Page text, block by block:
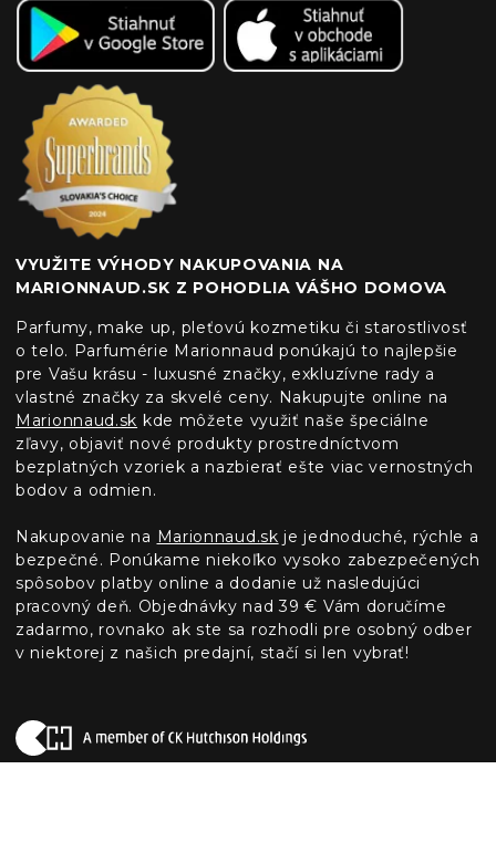
VYUŽITE VÝHODY NAKUPOVANIA NA
MARIONNAUD.SK Z POHODLIA VÁŠHO DOMOVA
Parfumy, make up, pleťovú kozmetiku či starostlivosť
o telo. Parfumérie Marionnaud ponúkajú to najlepšie
pre Vašu krásu - luxusné značky, exkluzívne rady a
vlastné značky za skvelé ceny. Nakupujte online na
Marionnaud.sk kde môžete využiť naše špeciálne
zľavy, objaviť nové produkty prostredníctvom
bezplatných vzoriek a nazbierať ešte viac vernostných
bodov a odmien.
Nakupovanie na Marionnaud.sk je jednoduché, rýchle a
bezpečné. Ponúkame niekoľko vysoko zabezpečených
spôsobov platby online a dodanie už nasledujúci
pracovný deň. Objednávky nad 39 € Vám doručíme
zadarmo, rovnako ak ste sa rozhodli pre osobný odber
v niektorej z našich predajní, stačí si len vybrať!